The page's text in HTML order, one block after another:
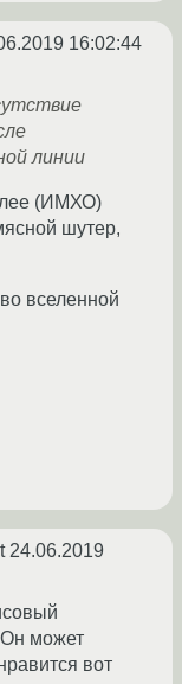
16:02:44
линии
(ИМХО)
шутер,
вселенной
24.06.2019
Он может
вот